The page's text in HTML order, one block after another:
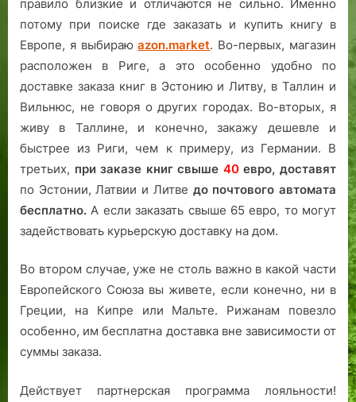
правило близкие и отличаются не сильно. Именно
потому при поиске где заказать и купить книгу в
Европе, я выбираюazon.market. Во-первых, магазин
расположен в Риге, а это особенно удобно по
доставке заказа книг в Эстонию и Литву, в Таллин и
Вильнюс, не говоря о других городах. Во-вторых, я
живу в Таллине, и конечно, закажу дешевле и
быстрее из Риги, чем к примеру, из Германии. В
третьих, при заказе книг свыше 40евро, доставят
по Эстонии, Латвии и Литве до почтового автомата
бесплатно. А если заказать свыше 65 евро, то могут
задействовать курьерскую доставку на дом.
Во втором случае, уже не столь важно в какой части
Европейского Союза вы живете, если конечно, ни в
Греции, на Кипре или Мальте. Рижанам повезло
особенно, им бесплатна доставка вне зависимости от
суммы заказа.
Действует партнерская программа лояльности!